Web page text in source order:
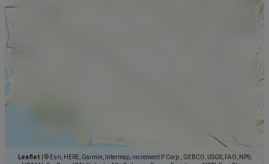
Leaflet
© Esri, HERE, Garmin, Intermap, increment P Corp., GEBCO, USGS, FAO, NPS,